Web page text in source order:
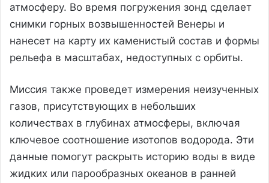
атмосферу. Во время погружения зонд сделает
снимки горных возвышенностей Венеры и
нанесет на карту их каменистый состав и формы
рельефа в масштабах, недоступных с орбиты.
Миссия также проведет измерения неизученных
газов, присутствующих в небольших
количествах в глубинах атмосферы, включая
ключевое соотношение изотопов водорода. Эти
данные помогут раскрыть историю воды в виде
жидких или парообразных океанов в ранней